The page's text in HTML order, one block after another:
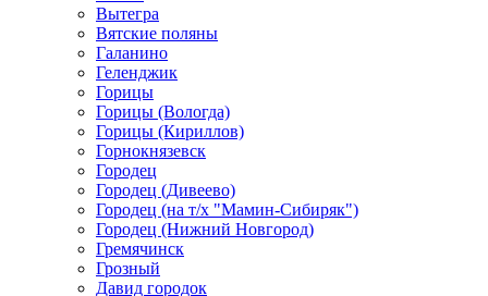
Вытегра
Вятские поляны
Галанино
Геленджик
Горицы
Горицы (Вологда)
Горицы (Кириллов)
Горнокнязевск
Городец
Городец (Дивеево)
Городец (на т/х "Мамин-Сибиряк")
Городец (Нижний Новгород)
Гремячинск
Грозный
Давид городок